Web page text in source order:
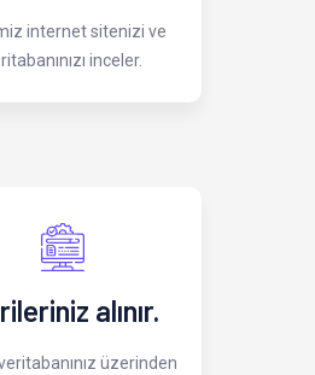
internet sitenizi ve
inceler.
alınır.
üzerinden